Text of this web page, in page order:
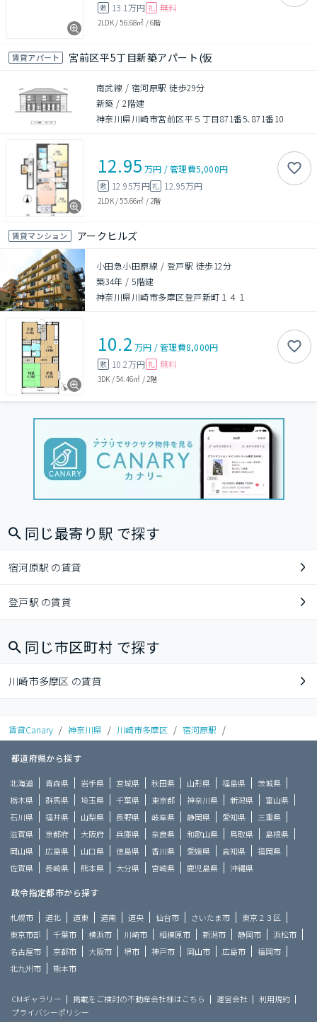
敷 13.1万円 礼 無料
2LDK/56.68㎡ /6階
賃貸アパート 宮前区平5丁目新築アパート(仮
南武線 / 宿河原駅 徒歩29分
新築 /2階建
神奈川県川崎市宮前区平５丁目871番5､871番10
12.95 万円 /管理費5,000円
敷 12.95万円礼 12.95万円
2LDK/55.66㎡ / 2階
賃貸マンション アークヒルズ
小田急小田原線 / 登戸駅 徒歩12分
築34年 /5階建
神奈川県川崎市多摩区登戸新町１４１
10.2 万円 /管理費8,000円
敷 10.2万円 礼 無料
3DK /54.46㎡ / 2階
同じ最寄り駅 で探す
宿河原駅 の賃貸
登戸駅 の賃貸
同じ市区町村 で探す
川崎市多摩区 の賃貸
賃貸Canary / 神奈川県 / 川崎市多摩区 / 宿河原駅 /
都道府県から探す
北海道 青森県 岩手県 宮城県 秋田県 山形県 福島県
茨城県
栃木県
群馬県 埼玉県 千葉県 東京都 神奈川県 新潟県
富山県
石川県
福井県 山梨県 長野県 岐阜県 静岡県 愛知県
三重県
滋賀県
京都府 大阪府 兵庫県 奈良県 和歌山県 鳥取県
島根県
岡山県
広島県 山口県 徳島県 香川県 愛媛県 高知県
福岡県
佐賀県
長崎県 熊本県 大分県 宮崎県 鹿児島県 沖縄県
政令指定都市から探す
札幌市 道北 道東 道南 道央 仙台市 さいたま市
東京２３区
東京市部
千葉市 横浜市 川崎市 相模原市 新潟市 静岡市
浜松市
名古屋市
京都市 大阪市 堺市 神戸市 岡山市 広島市
福岡市
北九州市
熊本市
CMギャラリー 掲載をご検討の不動産会社様はこちら 運営会社
利用規約
プライバシーポリシー